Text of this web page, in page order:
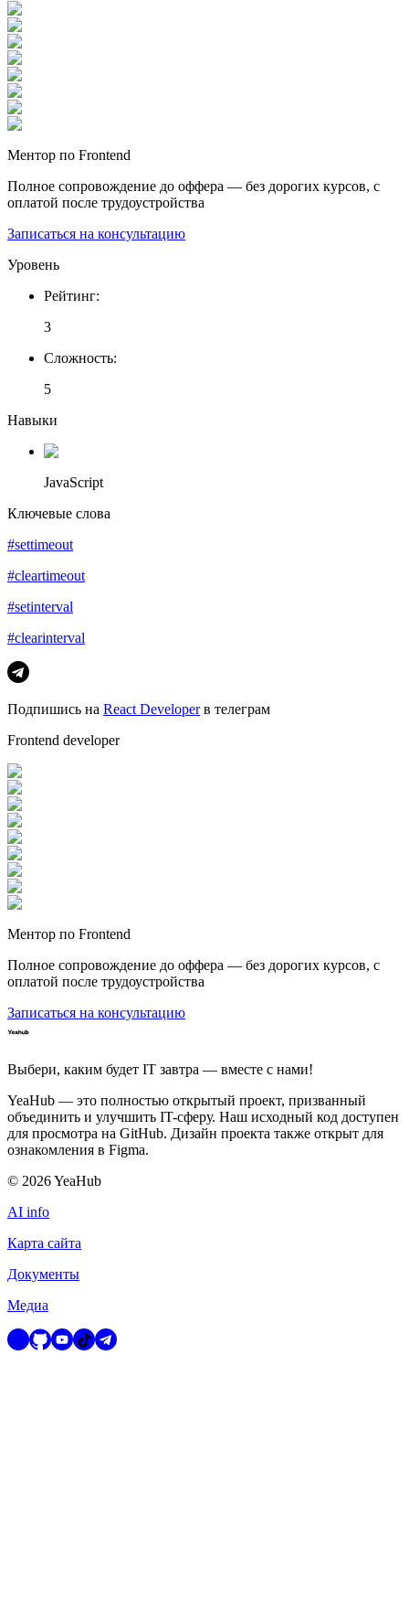
Ментор по Frontend
Полное сопровождение до оффера — без дорогих курсов, с
оплатой после трудоустройства
Записаться на консультацию
Уровень
Рейтинг:
3
Сложность:
5
Навыки
JavaScript
Ключевые слова
#settimeout
#cleartimeout
#setinterval
#clearinterval
Подпишись на React Developerв телеграм
Frontend developer
Ментор по Frontend
Полное сопровождение до оффера — без дорогих курсов, с
оплатой после трудоустройства
Записаться на консультацию
Выбери, каким будет IT завтра — вместе c нами!
YeaHub — это полностью открытый проект, призванный
объединить и улучшить IT-сферу. Наш исходный код доступен
для просмотра на GitHub. Дизайн проекта также открыт для
ознакомления в Figma.
© 2026YeaHub
AI info
Карта сайта
Документы
Медиа